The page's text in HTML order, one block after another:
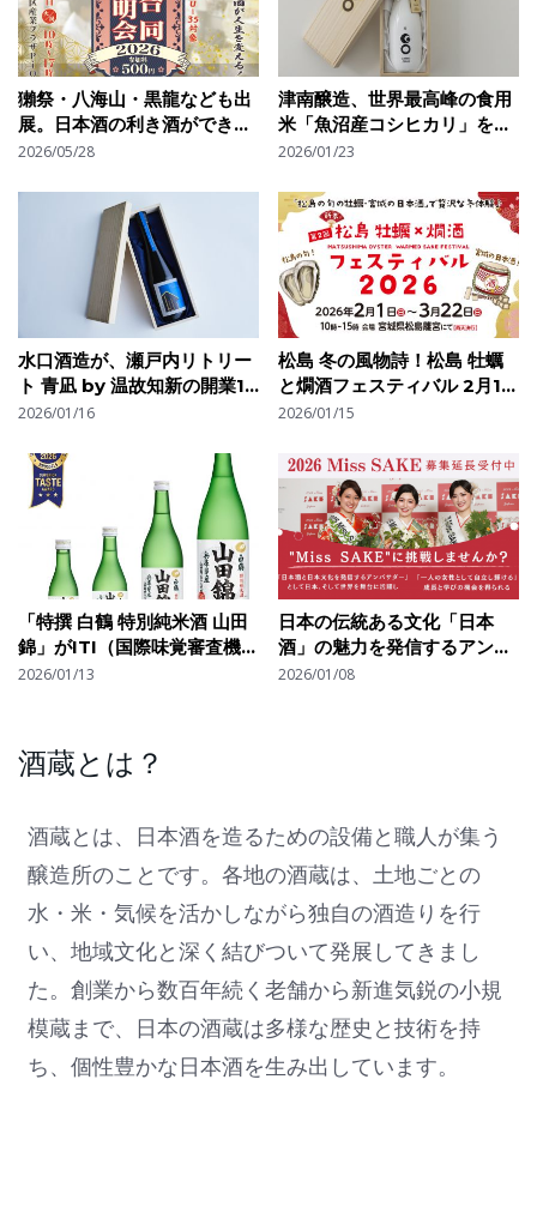
獺祭・八海山・黒龍なども出
展。日本酒の利き酒ができる
「飲める！酒蔵合同就職説明
2026/05/28
津南醸造、世界最高峰の食用
米「魚沼産コシヒカリ」を
100%使用した「プレミア
で世界市場へ本格進出
2026/01/23
水口酒造が、瀬戸内リトリー
ト 青凪 by 温故知新の開業10
周年を記念した限定コラボレ
BLUE」を発売
2026/01/16
松島 冬の風物詩！松島 牡蠣
と燗酒フェスティバル 2月1日
（日）より開催
2026/01/15
「特撰 白鶴 特別純米酒 山田
錦」がITI（国際味覚審査機
構） 2026で最高位の優秀味
2026/01/13
日本の伝統ある⽂化「日本
酒」の魅⼒を発信するアンバ
サダー「2026 Miss
2026/01/08
酒蔵とは？
酒蔵とは、日本酒を造るための設備と職人が集う
醸造所のことです。各地の酒蔵は、土地ごとの
水・米・気候を活かしながら独自の酒造りを行
い、地域文化と深く結びついて発展してきまし
た。創業から数百年続く老舗から新進気鋭の小規
模蔵まで、日本の酒蔵は多様な歴史と技術を持
ち、個性豊かな日本酒を生み出しています。